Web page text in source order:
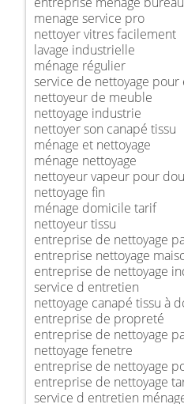
menage service pro
nettoyer vitres facilement
lavage industrielle
ménage régulier
service de nettoyage
nettoyeur de meuble
nettoyage industrie
nettoyer son canapé tissu
ménage et nettoyage
ménage nettoyage
nettoyeur vapeur pour
nettoyage fin
ménage domicile tarif
nettoyeur tissu
entreprise de nettoyage
entreprise nettoyage
entreprise de nettoyage
service d entretien
nettoyage canapé tissu à
entreprise de propreté
entreprise de nettoyage
nettoyage fenetre
entreprise de nettoyage
entreprise de nettoyage
service d entretien